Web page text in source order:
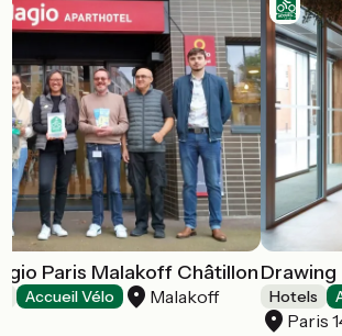
Paris Malakoff Châtillon
Accueil Vélo Malakoff
Drawing
Hotels
Paris